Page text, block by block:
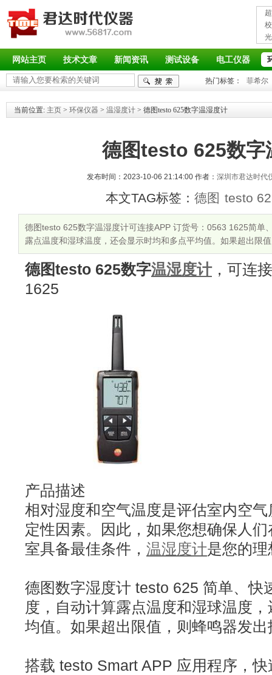
网站主页 技术文章 新闻资讯 测试设备 电工仪器
热门标签： 菲希尔
当前位置: 主页 > 环保仪器 > 温湿度计 > 德图testo 625数字温湿度计
德图testo 625数字
发布时间：2023-10-06 21:14:00 作者： 深圳市君达时代
本文TAG标签： 德图 testo
德图testo 625数字温湿度计可连接APP 订货号：0563 1625简单
露点温度和湿球温度，还会显示时均和多点平均值。如果超出限
德图testo 625数字温湿度计，可连
1625
产品描述
相对湿度和空气温度是评估室内空
定性因素。因此，如果您想确保人
室具备最佳条件， 温湿度计是您的
德图数字湿度计 testo 625 简单、快
度，自动计算露点温度和湿球温度
均值。如果超出限值，则蜂鸣器发出
搭载 testo Smart APP 应用程序，